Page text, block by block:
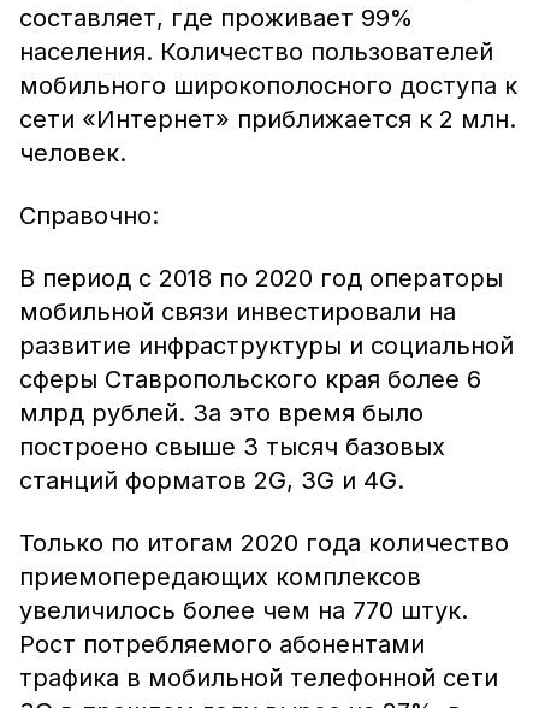
составляет, где проживает 99%
населения. Количество пользователей
мобильного широкополосного доступа к
сети «Интернет» приближается к 2 млн.
человек.
Справочно:
В период с 2018 по 2020 год операторы
мобильной связи инвестировали на
развитие инфраструктуры и социальной
сферы Ставропольского края более 6
млрд рублей. За это время было
построено свыше 3 тысяч базовых
станций форматов 2G, 3G и 4G.
Только по итогам 2020 года количество
приемопередающих комплексов
увеличилось более чем на 770 штук.
Рост потребляемого абонентами
трафика в мобильной телефонной сети